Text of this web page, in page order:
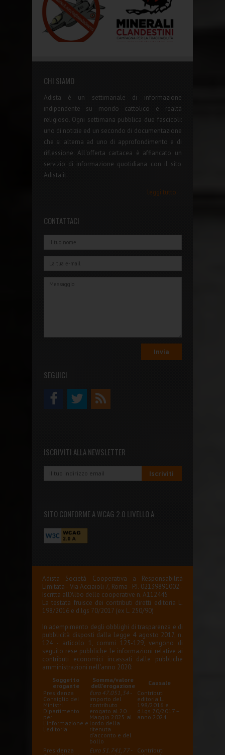
CHI SIAMO
Adista è un settimanale di informazione
indipendente su mondo cattolico e realtà
religioso. Ogni settimana pubblica due fascicoli:
uno di notizie ed un secondo di documentazione
che si alterna ad uno di approfondimento e di
riflessione. All'offerta cartacea è affiancato un
servizio di informazione quotidiana con il sito
Adista.it.
leggi tutto...
CONTATTACI
SEGUICI
ISCRIVITI ALLA NEWSLETTER
SITO CONFORME A WCAG 2.0 LIVELLO A
Adista Società Cooperativa a Responsabilità
Limitata - Via Acciaioli 7, Roma - P.I. 02139891002 -
Iscritta all'Albo delle cooperative n. A112445
La testata fruisce dei contributi diretti editoria L.
198/2016 e d.lgs 70/2017 (ex L. 250/90)
In adempimento degli obblighi di trasparenza e di
pubblicità disposti dalla Legge 4 agosto 2017, n.
124 - articolo 1, commi 125-129, vengono di
seguito rese pubbliche le informazioni relative ai
contributi economici incassati dalle pubbliche
amministrazioni nell'anno 2020:
Soggetto
erogante
Somma/valore
dell'erogazione
Causale
Presidenza
Consiglio dei
Ministri
Dipartimento
per
l'informazione e
l'editoria
Euro 47.051,34 -
importo del
contributo
erogato al 20
Maggio 2025 al
lordo della
ritenuta
d'acconto e del
bollo
Contributi
editoria L.
198/2016 e
d.lgs 70/2017 –
anno 2024
Presidenza
Euro 51.741,77 -
Contributi